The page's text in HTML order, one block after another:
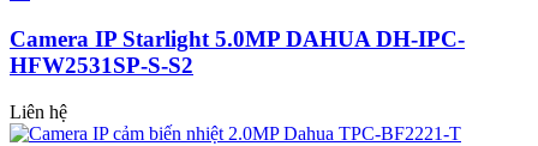
Camera IP Starlight 5.0MP DAHUA DH-IPC-
HFW2531SP-S-S2
Liên hệ